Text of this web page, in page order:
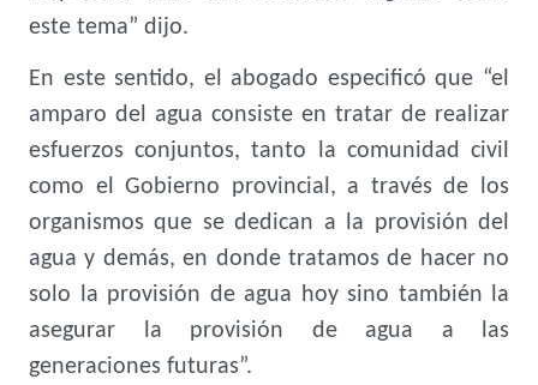
este tema” dijo.
En este sentido, el abogado especificó que “el
amparo del agua consiste en tratar de realizar
esfuerzos conjuntos, tanto la comunidad civil
como el Gobierno provincial, a través de los
organismos que se dedican a la provisión del
agua y demás, en donde tratamos de hacer no
solo la provisión de agua hoy sino también la
asegurar la provisión de agua a las
generaciones futuras”.